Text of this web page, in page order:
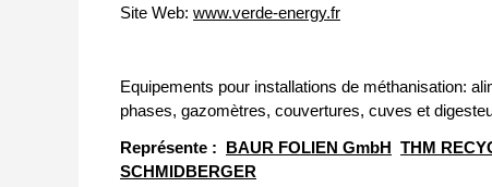
Site Web: www.verde-energy.fr
Equipements pour installations de méthanisation:
phases, gazomètres, couvertures, cuves et
Représente : BAUR FOLIEN GmbH THM
SCHMIDBERGER